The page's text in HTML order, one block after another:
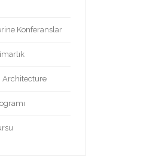
Konferanslar
Architecture